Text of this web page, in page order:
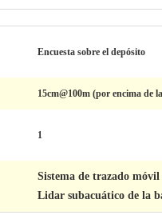
Encuesta sobre el depósito
15cm@100m (por encima de
1
Sistema de trazado
Lidar subacuático de la